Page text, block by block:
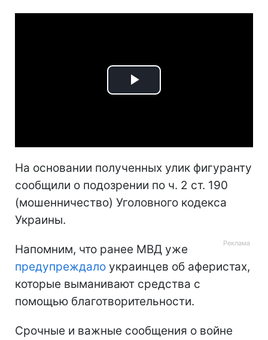
Play
На основании полученных улик фигуранту
сообщили о подозрении по ч. 2 ст. 190
(мошенничество) Уголовного кодекса
Украины.
Напомним, что ранее МВД уже
предупреждало украинцев об аферистах,
которые выманивают средства с
помощью благотворительности.
Срочные и важные сообщения о войне